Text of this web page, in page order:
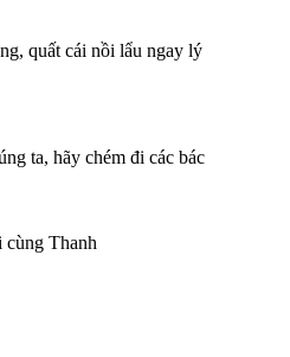
quất cái nồi lẩu ngay lý
ta, hãy chém đi các bác
cùng Thanh